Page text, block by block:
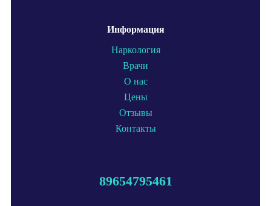
Информация
Наркология
Врачи
О нас
Цены
Отзывы
Контакты
89654795461